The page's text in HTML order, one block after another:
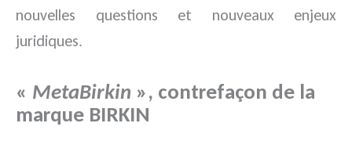
nouvelles questions et nouveaux enjeux
juridiques.
« MetaBirkin », contrefaçon de la
marque BIRKIN